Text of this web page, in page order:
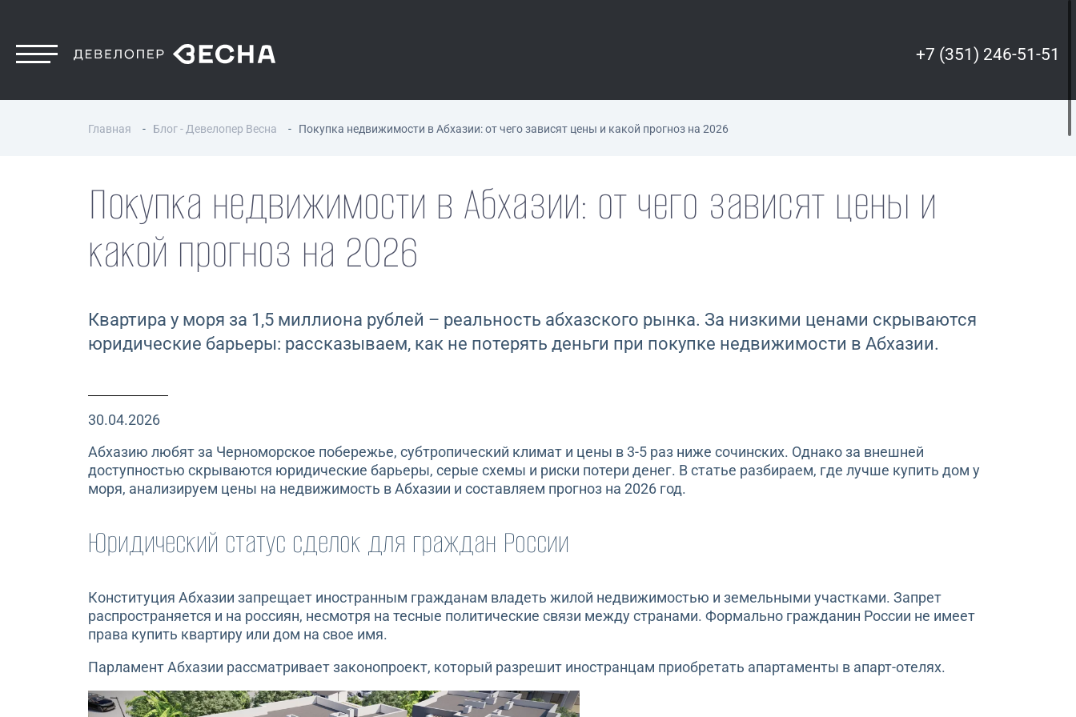
+7 (351) 246-51-51
Главная Блог - Девелопер Весна Покупка недвижимости в Абхазии: от чего зависят цены и какой прогноз на 2026
Покупка недвижимости в Абхазии: от чего зависят цены и
какой прогноз на 2026
Квартира у моря за 1,5 миллиона рублей – реальность абхазского рынка. За низкими ценами скрываются
юридические барьеры: рассказываем, как не потерять деньги при покупке недвижимости в Абхазии.
30.04.2026
Абхазию любят за Черноморское побережье, субтропический климат и цены в 3-5 раз ниже сочинских. Однако за внешней
доступностью скрываются юридические барьеры, серые схемы и риски потери денег. В статье разбираем, где лучше купить дом у
моря, анализируем цены на недвижимость в Абхазии и составляем прогноз на 2026 год.
Юридический статус сделок для граждан России
Конституция Абхазии запрещает иностранным гражданам владеть жилой недвижимостью и земельными участками. Запрет
распространяется и на россиян, несмотря на тесные политические связи между странами. Формально гражданин России не имеет
права купить квартиру или дом на свое имя.
Парламент Абхазии рассматривает законопроект, который разрешит иностранцам приобретать апартаменты в апарт-отелях.